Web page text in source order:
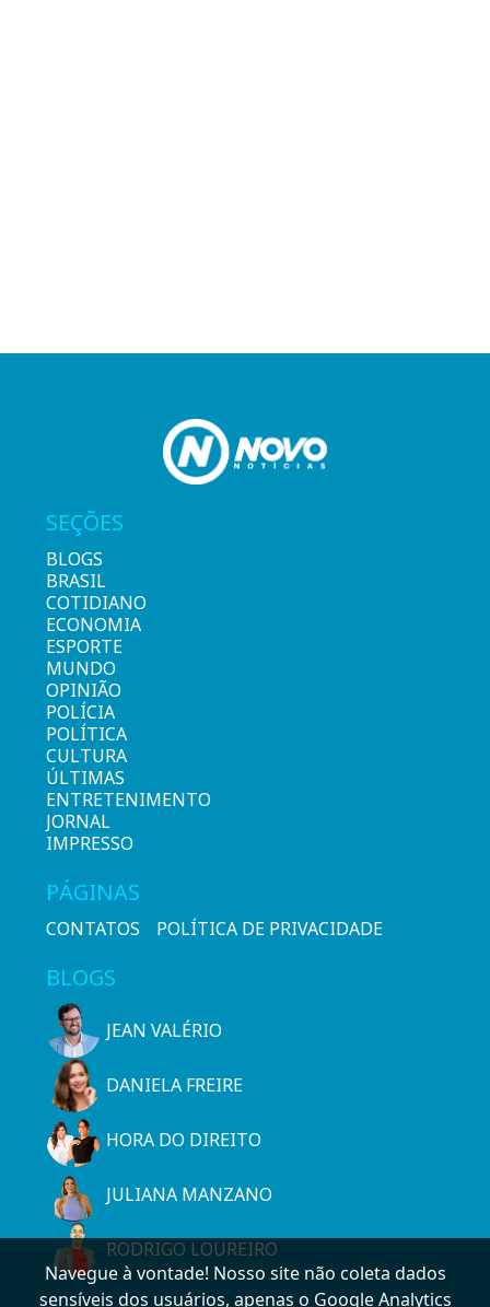
SEÇÕES
BLOGS
BRASIL
COTIDIANO
ECONOMIA
ESPORTE
MUNDO
OPINIÃO
POLÍCIA
POLÍTICA
CULTURA
ÚLTIMAS
ENTRETENIMENTO
JORNAL
IMPRESSO
PÁGINAS
CONTATOS POLÍTICA DE PRIVACIDADE
BLOGS
JEAN VALÉRIO
DANIELA FREIRE
HORA DO DIREITO
JULIANA MANZANO
RODRIGO LOUREIRO
Navegue à vontade! Nosso site não coleta dados
sensíveis dos usuários, apenas o Google Analytics